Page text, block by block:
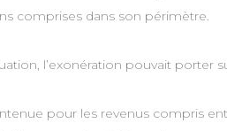
comprises dans son périmètre.
l’exonération pouvait porter
pour les revenus compris